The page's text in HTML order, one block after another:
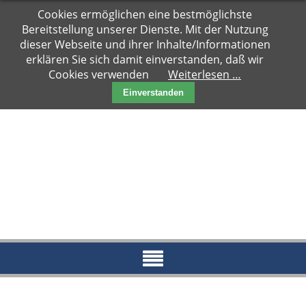
Navigation
überspringen
Hauptseite
Zuhause
gesucht
Notfälle
Aktueller
Archiv
Cookies ermöglichen eine bestmöglichste
Bereitstellung unserer Dienste. Mit der Nutzung
dieser Webseite und ihrer Inhalte/Informationen
erklären Sie sich damit einverstanden, daß wir
Cookies verwenden
Weiterlesen …
Einverstanden